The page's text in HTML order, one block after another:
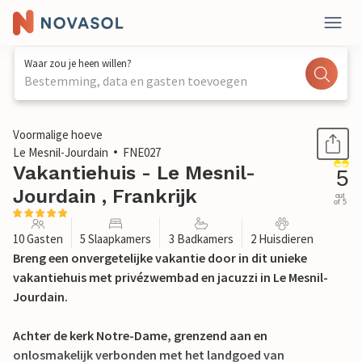
Waar zou je heen willen?
Bestemming, data en gasten toevoegen
1 / 37
Voormalige hoeve
Le Mesnil-Jourdain
FNE027
Vakantiehuis - Le Mesnil-
Jourdain , Frankrijk
5
out
of 5
10 Gasten 5 Slaapkamers 3 Badkamers 2 Huisdieren
Breng een onvergetelijke vakantie door in dit unieke
vakantiehuis met privézwembad en jacuzzi in Le Mesnil-
Jourdain.
Achter de kerk Notre-Dame, grenzend aan en
onlosmakelijk verbonden met het landgoed van